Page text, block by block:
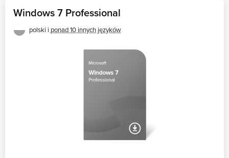
Windows 7 Professional
polski i ponad 10 innych języków